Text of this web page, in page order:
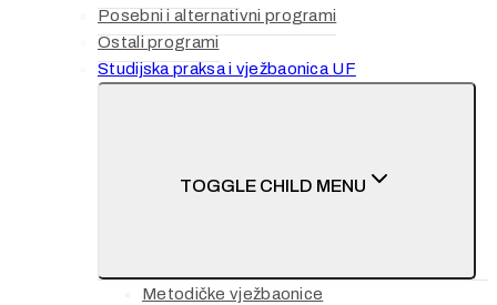
Posebni i alternativni programi
Ostali programi
Studijska praksa i vježbaonica UF
TOGGLE CHILD MENU
Metodičke vježbaonice